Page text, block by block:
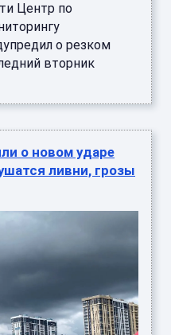
Центр по
о резком
вторник
о новом ударе
ливни, грозы